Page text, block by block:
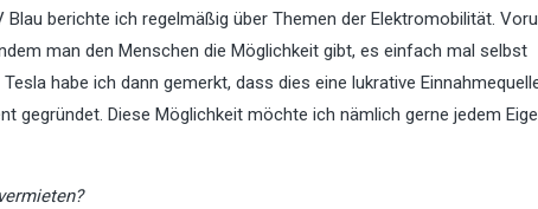
berichte ich regelmäßig über Themen der Elektromobilität.
man den Menschen die Möglichkeit gibt, es einfach mal selbst
habe ich dann gemerkt, dass dies eine lukrative
gegründet. Diese Möglichkeit möchte ich nämlich gerne jedem